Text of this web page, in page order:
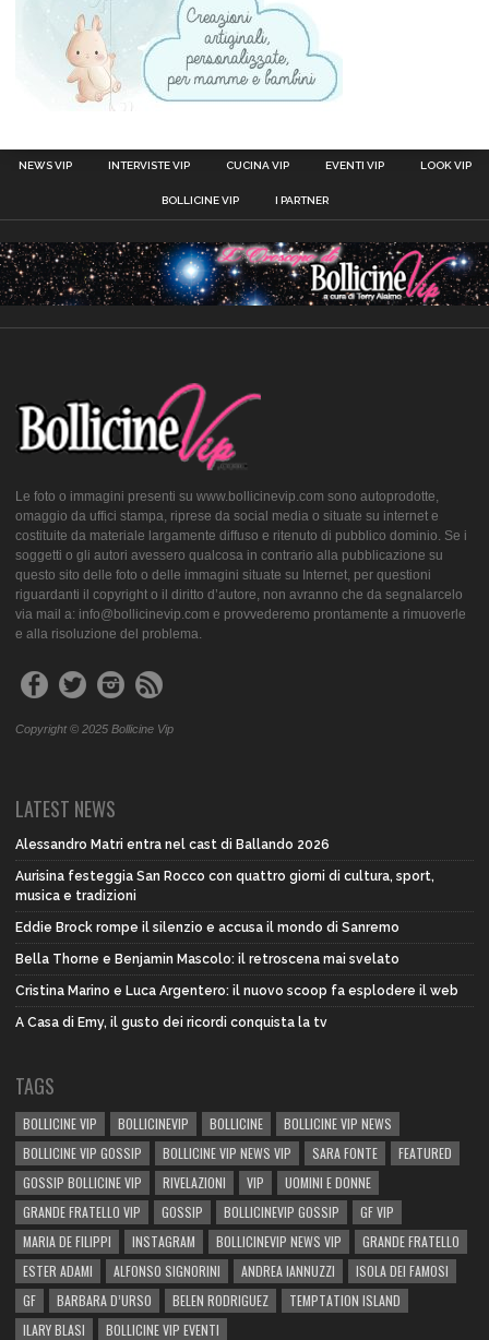
NEWS VIP INTERVISTE VIP CUCINA VIP EVENTI VIP LOOK VIP
BOLLICINE VIP I PARTNER
Le foto o immagini presenti su www.bollicinevip.com sono autoprodotte,
omaggio da uffici stampa, riprese da social media o situate su internet e
costituite da materiale largamente diffuso e ritenuto di pubblico dominio. Se i
soggetti o gli autori avessero qualcosa in contrario alla pubblicazione su
questo sito delle foto o delle immagini situate su Internet, per questioni
riguardanti il copyright o il diritto d’autore, non avranno che da segnalarcelo
via mail a: info@bollicinevip.com e provvederemo prontamente a rimuoverle
e alla risoluzione del problema.
Copyright © 2025 Bollicine Vip
LATEST NEWS
Alessandro Matri entra nel cast di Ballando 2026
Aurisina festeggia San Rocco con quattro giorni di cultura, sport,
musica e tradizioni
Eddie Brock rompe il silenzio e accusa il mondo di Sanremo
Bella Thorne e Benjamin Mascolo: il retroscena mai svelato
Cristina Marino e Luca Argentero: il nuovo scoop fa esplodere il web
A Casa di Emy, il gusto dei ricordi conquista la tv
TAGS
BOLLICINE VIP BOLLICINEVIP BOLLICINE
BOLLICINE VIP NEWS
BOLLICINE VIP GOSSIP
BOLLICINE VIP NEWS VIP SARA FONTE
FEATURED
GOSSIP BOLLICINE VIP
RIVELAZIONI VIP
UOMINI E DONNE
GRANDE FRATELLO VIP
GOSSIP BOLLICINEVIP GOSSIP
GF VIP
MARIA DE FILIPPI
INSTAGRAM BOLLICINEVIP NEWS VIP
GRANDE FRATELLO
ESTER ADAMI
ALFONSO SIGNORINI ANDREA IANNUZZI
ISOLA DEI FAMOSI
GF
BARBARA D’URSO BELEN RODRIGUEZ
TEMPTATION ISLAND
ILARY BLASI
BOLLICINE VIP EVENTI